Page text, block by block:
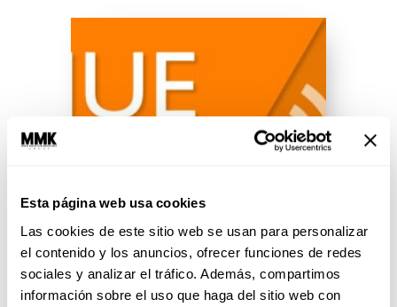
Esta página web usa cookies
Las cookies de este sitio web se usan para personalizar
el contenido y los anuncios, ofrecer funciones de redes
sociales y analizar el tráfico. Además, compartimos
información sobre el uso que haga del sitio web con
Jueves 10 de julio de 2014